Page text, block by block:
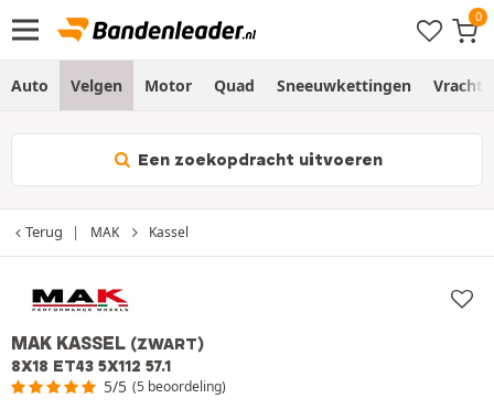
Auto Velgen Motor Quad Sneeuwkettingen
Een zoekopdracht uitvoeren
Terug MAK Kassel
MAK KASSEL (ZWART)
8X18 ET43 5X112 57.1
5/5 (5 beoordeling)